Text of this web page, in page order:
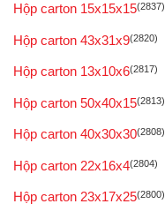
Hộp carton 15x15x15(2837)
Hộp carton 43x31x9(2820)
Hộp carton 13x10x6(2817)
Hộp carton 50x40x15(2813)
Hộp carton 40x30x30(2808)
Hộp carton 22x16x4(2804)
Hộp carton 23x17x25(2800)